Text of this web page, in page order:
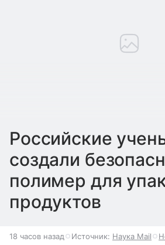
Российские
создали
полимер для
продуктов
18 часов назад Источник: Наука Mail